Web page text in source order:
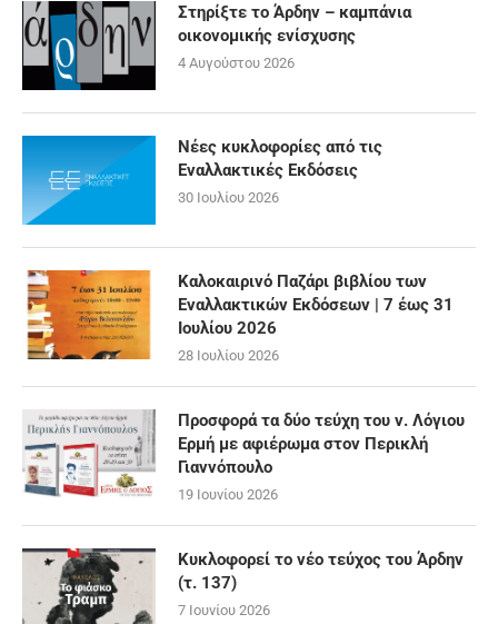
Στηρίξτε το Άρδην – καμπάνια
οικονομικής ενίσχυσης
4 Αυγούστου 2026
Νέες κυκλοφορίες από τις
Εναλλακτικές Εκδόσεις
30 Ιουλίου 2026
Καλοκαιρινό Παζάρι βιβλίου των
Εναλλακτικών Εκδόσεων | 7 έως 31
Ιουλίου 2026
28 Ιουλίου 2026
Προσφορά τα δύο τεύχη του ν. Λόγιου
Ερμή με αφιέρωμα στον Περικλή
Γιαννόπουλο
19 Ιουνίου 2026
Κυκλοφορεί το νέο τεύχος του Άρδην
(τ. 137)
7 Ιουνίου 2026